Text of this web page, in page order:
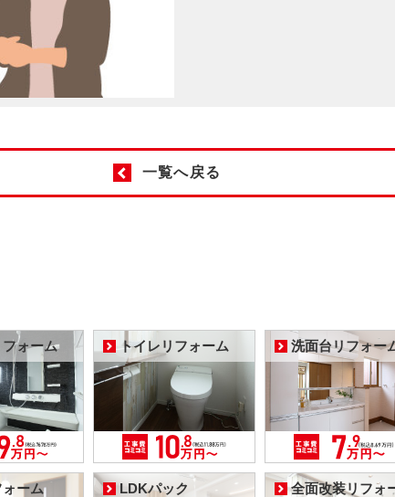
一覧へ戻る
ォーム トイレリフォーム 洗面台リフォー
ーム LDKパック 全面改装リフォ